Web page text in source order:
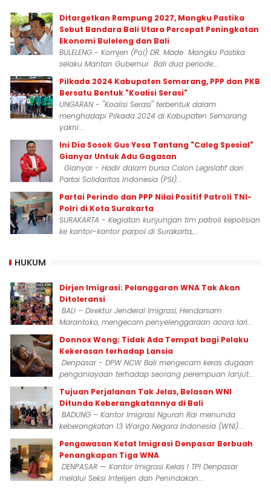
Ditargetkan Rampung 2027, Mangku Pastika
Sebut Bandara Bali Utara Percepat Peningkatan
Ekonomi Buleleng dan Bali
BULELENG - Komjen (Pol) DR. Made Mangku Pastika
selaku Mantan Gubernur Bali dua periode...
Pilkada 2024 Kabupaten Semarang, PPP dan PKB
Bersatu Bentuk "Koalisi Serasi"
UNGARAN - "Koalisi Serasi" terbentuk dalam
menghadapi Pilkada 2024 di Kabupaten Semarang
yakni...
Ini Dia Sosok Gus Yesa Tantang "Caleg Spesial"
Gianyar Untuk Adu Gagasan
Gianyar - Hadir dalam bursa Calon Legislatif dari
Partai Solidaritas Indonesia (PSI)...
Partai Perindo dan PPP Nilai Positif Patroli TNI-
Polri di Kota Surakarta
SURAKARTA - Kegiatan kunjungan tim patroli kepolisian
ke kantor-kantor parpol di Surakarta,...
HUKUM
Dirjen Imigrasi: Pelanggaran WNA Tak Akan
Ditoleransi
BALI – Direktur Jenderal Imigrasi, Hendarsam
Marantoko, mengecam penyelenggaraan acara lari...
Donnox Wong: Tidak Ada Tempat bagi Pelaku
Kekerasan terhadap Lansia
Denpasar - DPW NCW Bali mengecam keras dugaan
penganiayaan terhadap seorang perempuan lanjut...
Tujuan Perjalanan Tak Jelas, Belasan WNI
Ditunda Keberangkatannya di Bali
BADUNG – Kantor Imigrasi Ngurah Rai menunda
keberangkatan 13 Warga Negara Indonesia (WNI)...
Pengawasan Ketat Imigrasi Denpasar Berbuah
Penangkapan Tiga WNA
DENPASAR — Kantor Imigrasi Kelas I TPI Denpasar
melalui Seksi Intelijen dan Penindakan...